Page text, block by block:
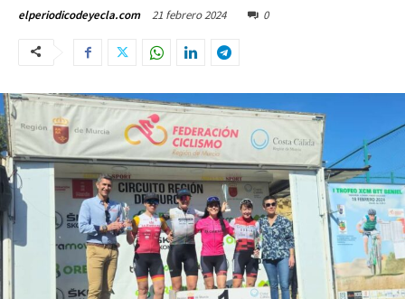
elperiodicodeyecla.com 21 febrero 2024 0